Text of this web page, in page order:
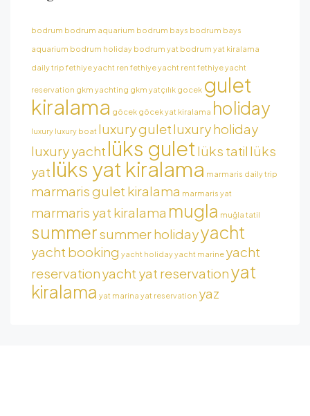
bodrum bodrum aquarium bodrum bays bodrum bays
aquarium bodrum holiday bodrum yat bodrum yat kiralama
daily trip fethiye yacht ren fethiye yacht rent fethiye yacht
reservation gkm yachting gkm yatçılık gocek gulet
kiralama göcek göcek yat kiralama holiday
luxury luxury boat luxury guletluxury holiday
luxury yacht lüks guletlüks tatil lüks
yat lüks yat kiralama marmaris daily trip
marmaris gulet kiralama marmaris yat
marmaris yat kiralama mugla muğla tatil
summersummer holidayyacht
yacht booking yacht holidayyacht marine yacht
reservationyacht yat reservationyat
kiralama yat marina yat reservation yaz